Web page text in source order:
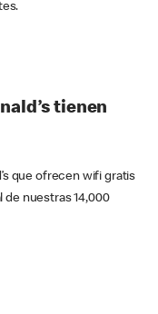
tienen
que ofrecen wifi gratis
de nuestras 14,000